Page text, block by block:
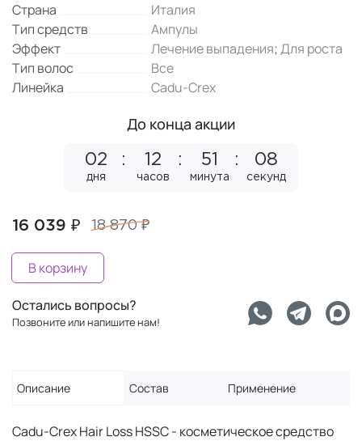
Страна
Италия
Тип средств
Ампулы
Эффект
Лечение выпадения;Для роста
Тип волос
Все
Линейка
Cadu-Crex
До конца акции
02
дня
12
часов
51
минута
08
секунд
16 039 ₽ 18 870 ₽
В корзину
Остались вопросы?
Позвоните или напишите нам!
Описание Состав Применение
Cadu-Crex Hair Loss HSSC - косметическое средство